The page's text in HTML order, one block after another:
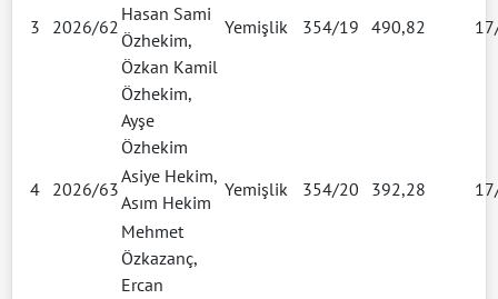
3 2026/62
Hasan Sami
Özhekim,
Özkan Kamil
Özhekim,
Ayşe
Özhekim
Yemişlik 354/19 490,82
4 2026/63
Asiye Hekim,
Asım Hekim
Yemişlik 354/20 392,28
Mehmet
Özkazanç,
Ercan